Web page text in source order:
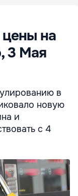
на
3 Мая
в
новую
и
с 4